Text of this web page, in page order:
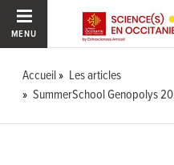
MENU
Accueil
Les articles
SummerSchool Genopolys